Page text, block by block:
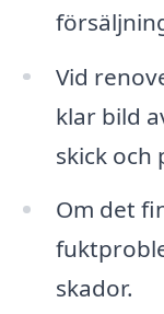
Vid
klar bild
skick
Om det
skador.